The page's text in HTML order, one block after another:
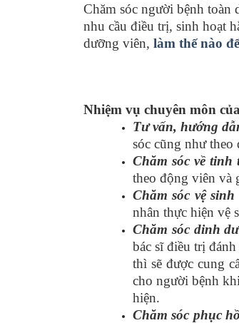
Chăm sóc người bệnh toàn
nhu cầu điều trị, sinh hoạt
dưỡng viên, làm thế nào
Nhiệm vụ chuyên môn
Tư vấn, hướng
sóc cũng như
Chăm sóc về tinh
theo động viên và
Chăm sóc vệ
nhân thực hiện vệ
Chăm sóc dinh
bác sĩ điều trị
thì sẽ được cung
cho người bệnh
hiện.
Chăm sóc phục